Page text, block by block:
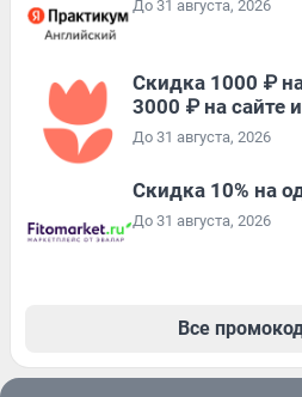
До 31 августа, 2026
Скидка 1000 ₽
3000 ₽ на сайте
До 31 августа, 2026
Скидка 10% на
До 31 августа, 2026
Все